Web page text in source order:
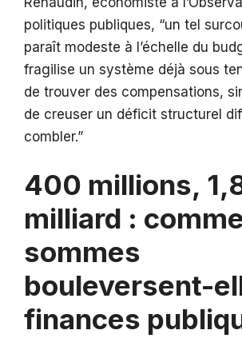
politiques publiques, “un tel
paraît modeste à l’échelle du
fragilise un système déjà sous
de trouver des compensations,
de creuser un déficit structurel
combler.”
400 millions,
milliard :
sommes
bouleversent-
finances